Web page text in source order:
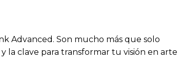
Advanced. Son mucho más que solo
la clave para transformar tu visión en arte